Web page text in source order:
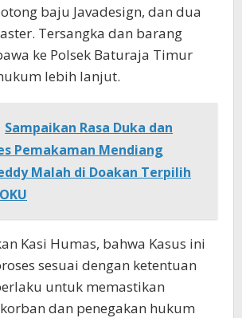
baju Javadesign, dan dua
Tersangka dan barang
ke Polsek Baturaja Timur
lebih lanjut.
Sampaikan Rasa Duka dan
Pemakaman Mendiang
Malah di Doakan Terpilih
Kasi Humas, bahwa Kasus ini
sesuai dengan ketentuan
untuk memastikan
dan penegakan hukum